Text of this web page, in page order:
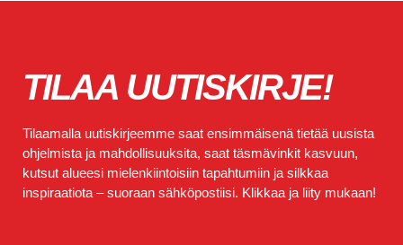
TILAA UUTISKIRJE!
Tilaamalla uutiskirjeemme saat ensimmäisenä tietää uusista
ohjelmista ja mahdollisuuksita, saat täsmävinkit kasvuun,
kutsut alueesi mielenkiintoisiin tapahtumiin ja silkkaa
inspiraatiota – suoraan sähköpostiisi. Klikkaa ja liity mukaan!